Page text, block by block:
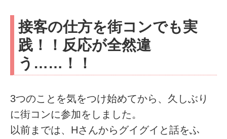
接客の仕方を街コンでも実
践！！反応が全然違
う……！！
3つのことを気をつけ始めてから、久しぶり
に街コンに参加をしました。
以前までは、Hさんからグイグイと話をふ